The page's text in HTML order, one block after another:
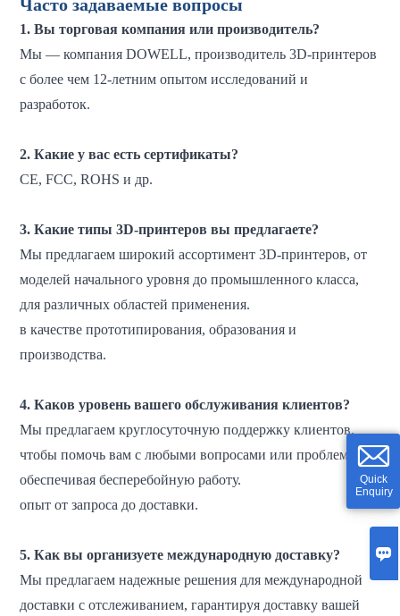

Quick
Enquiry
Часто задаваемые вопросы
1. Вы торговая компания или производитель?
Мы — компания DOWELL, производитель 3D-принтеров
с более чем 12-летним опытом исследований и
разработок.
2. Какие у вас есть сертификаты?
CE, FCC, ROHS и др.
3. Какие типы 3D-принтеров вы предлагаете?
Мы предлагаем широкий ассортимент 3D-принтеров, от
моделей начального уровня до промышленного класса,
для различных областей применения.
в качестве прототипирования, образования и
производства.
4. Каков уровень вашего обслуживания клиентов?
Мы предлагаем круглосуточную поддержку клиентов,
чтобы помочь вам с любыми вопросами или проблемами,
обеспечивая бесперебойную работу.
опыт от запроса до доставки.
5. Как вы организуете международную доставку?
Мы предлагаем надежные решения для международной
доставки с отслеживанием, гарантируя доставку вашей